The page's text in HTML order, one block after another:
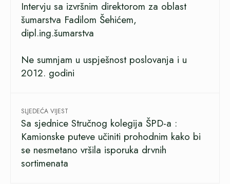
Intervju sa izvršnim direktorom za oblast
šumarstva Fadilom Šehićem,
dipl.ing.šumarstva
Ne sumnjam u uspješnost poslovanja i u
2012. godini
SLJEDEĆA VIJEST
Sa sjednice Stručnog kolegija ŠPD-a :
Kamionske puteve učiniti prohodnim kako bi
se nesmetano vršila isporuka drvnih
sortimenata